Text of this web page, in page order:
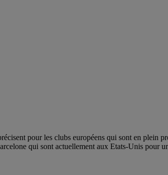
pour les clubs européens qui sont en plein
qui sont actuellement aux Etats-Unis pour